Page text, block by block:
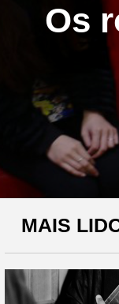
Os
MAIS